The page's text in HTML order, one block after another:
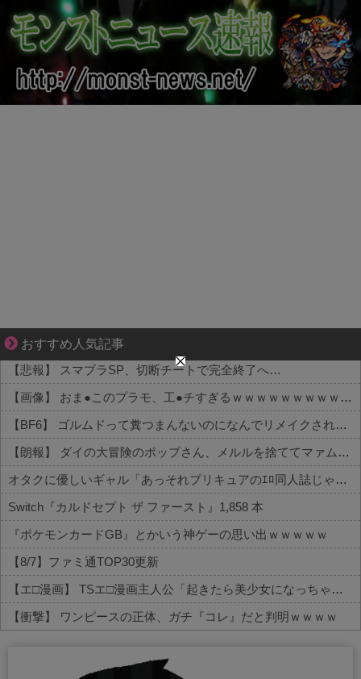
おすすめ人気記事
“変われない私”が動き出す瞬間に出会う
【悲報】 スマブラSP、切断チートで完全終了へ…
【画像】 おま●このプラモ、工●チすぎるｗｗｗｗｗｗｗｗｗｗ
【BF6】 ゴルムドって糞つまんないのになんでリメイクされたの？
【朗報】 ダイの大冒険のポップさん、メルルを捨ててマァムなんかを選んでしまうｗｗｗ
オタクに優しいギャル「あっそれプリキュアのｴﾛ同人誌じゃんww♡」
Switch『カルドセプト ザ ファースト』1,858 本
『ポケモンカードGB』とかいう神ゲーの思い出ｗｗｗｗｗ
【8/7】ファミ通TOP30更新
【エ□漫画】 TSエ□漫画主人公「起きたら美少女になっちゃった！？」ワイ「おお」
【衝撃】 ワンピースの正体、ガチ『コレ』だと判明ｗｗｗｗ